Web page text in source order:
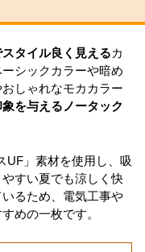
タイル良く見えるカ
シックカラーや暗め
しゃれなモカカラー
を与えるノータック
UF」素材を使用し、吸
すい夏でも涼しく快
るため、電気工事や
めの一枚です。